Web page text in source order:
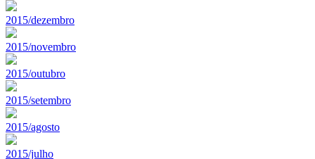
2015/dezembro
2015/novembro
2015/outubro
2015/setembro
2015/agosto
2015/julho